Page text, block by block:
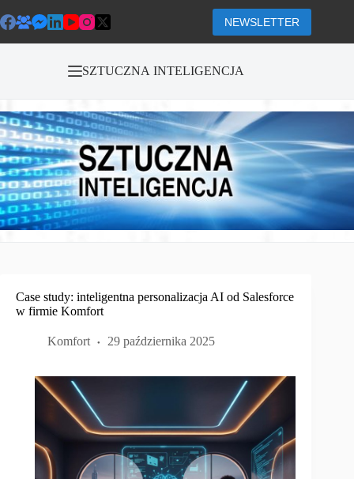
do
treści
NEWSLETTER
SZTUCZNA INTELIGENCJA
Case study: inteligentna personalizacja AI od Salesforce
w firmie Komfort
Komfort 29 października 2025